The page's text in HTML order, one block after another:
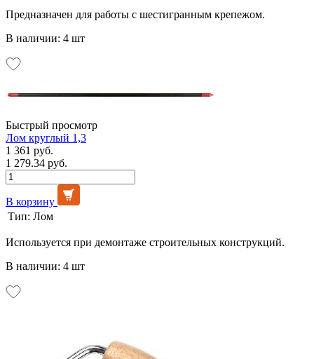
Предназначен для работы с шестигранным крепежом.
В наличии: 4 шт
Быстрый просмотр
Лом круглый 1,3
1 361 руб.
1 279.34 руб.
В корзину
Тип: Лом
Используется при демонтаже строительных конструкций.
В наличии: 4 шт